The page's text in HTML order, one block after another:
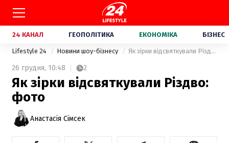
24 КАНАЛ ГЕОПОЛІТИКА ЕКОНОМІКА БІЗНЕС
Lifestyle 24 Новини шоу-бізнесу Як зірки відсвяткували Різдво: фото
26 грудня, 10:48 2
Як зірки відсвяткували Різдво:
фото
Анастасія Сімсек